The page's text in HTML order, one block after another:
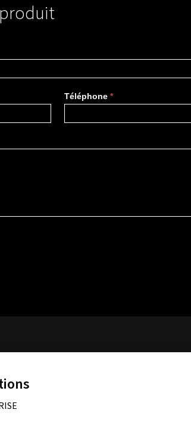
Téléphone*